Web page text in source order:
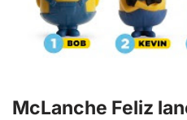
McLanche Feliz